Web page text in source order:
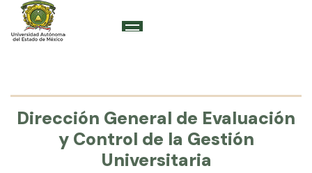
Dirección General de Evaluación
y Control de la Gestión
Universitaria